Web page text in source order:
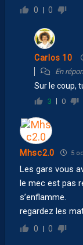
0 0
Carlos 10
En
Sur le coup,
3 0
Mhsc2.0 5
Les gars vous
le mec est pas
s’enflamme.
regardez les
0 0